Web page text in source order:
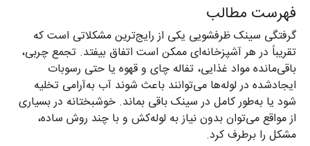
گرفتگی سینک ظرفشویی یکی از رایج‌ترین مشکلاتی است که
تقریباً در هر آشپزخانه‌ای ممکن است اتفاق بیفتد. تجمع چربی،
باقی‌مانده مواد غذایی، تفاله چای و قهوه یا حتی رسوبات
ایجادشده در لوله‌ها می‌توانند باعث شوند آب به‌آرامی تخلیه
شود یا به‌طور کامل در سینک باقی بماند. خوشبختانه در بسیاری
از مواقع می‌توان بدون نیاز به لوله‌کش و با چند روش ساده،
مشکل را برطرف کرد.
فهرست مطالب